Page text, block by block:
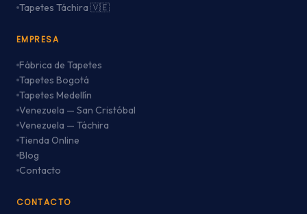
Tapetes Táchira 🇻🇪
EMPRESA
Fábrica de Tapetes
Tapetes Bogotá
Tapetes Medellín
Venezuela — San Cristóbal
Venezuela — Táchira
Tienda Online
Blog
Contacto
CONTACTO